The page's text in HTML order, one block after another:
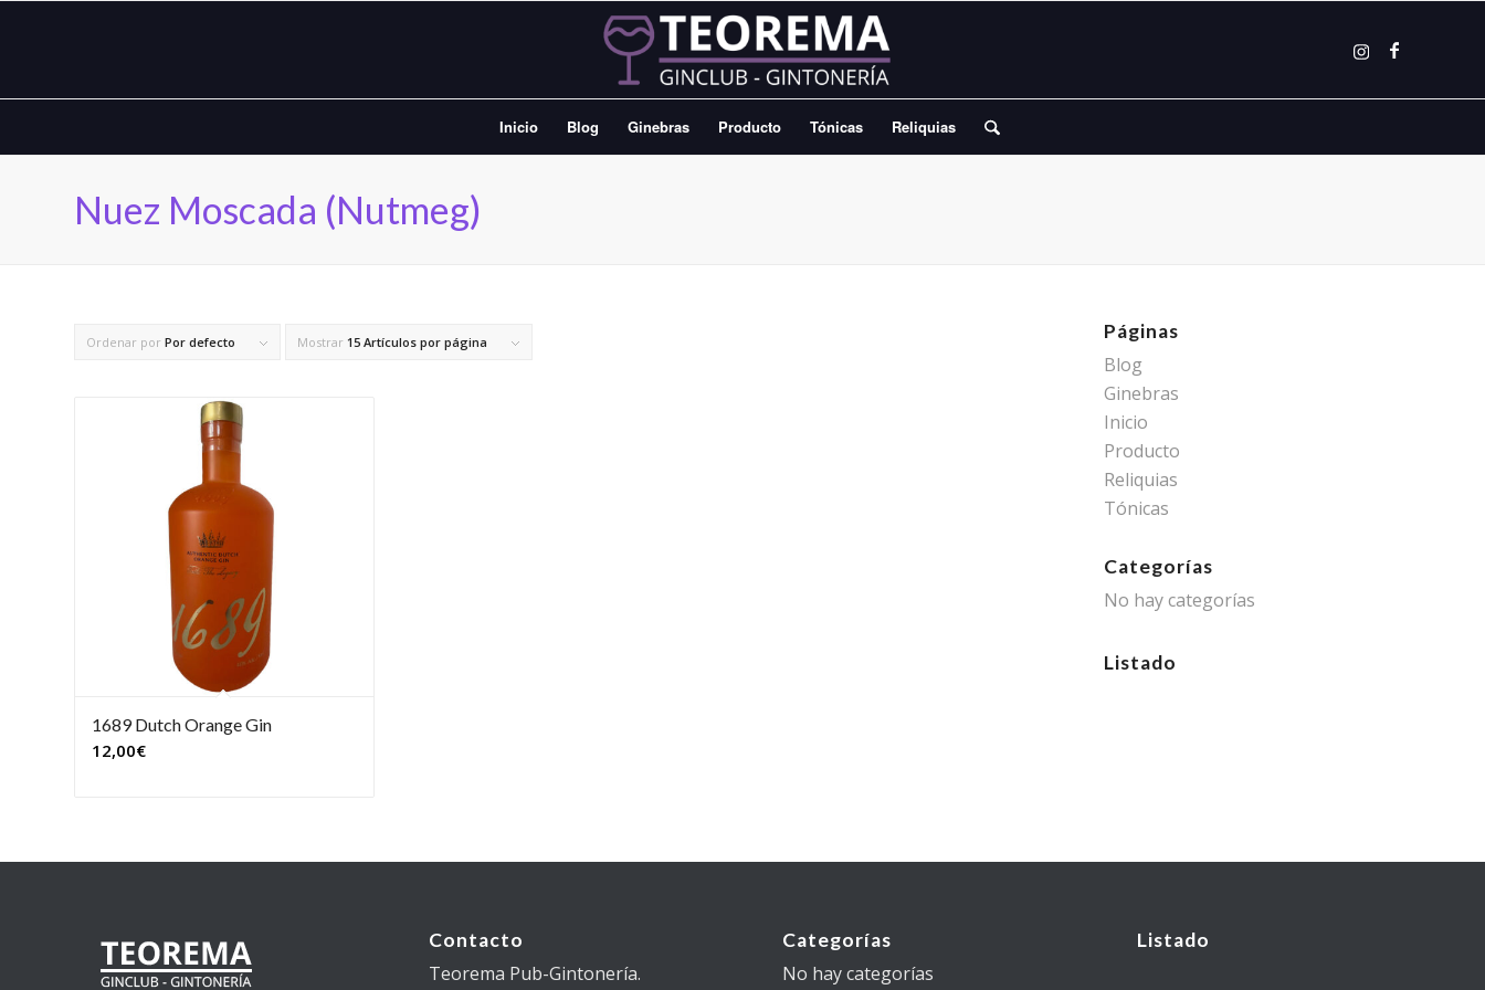
Inicio Blog Ginebras Producto Tónicas Reliquias
Nuez Moscada (Nutmeg)
Ordenar por Por defecto Mostrar 15 Artículos por página
1689 Dutch Orange Gin
12,00€
Páginas
Blog
Ginebras
Inicio
Producto
Reliquias
Tónicas
Categorías
No hay categorías
Listado
Contacto
Teorema Pub-Gintonería.
Categorías
No hay categorías
Listado